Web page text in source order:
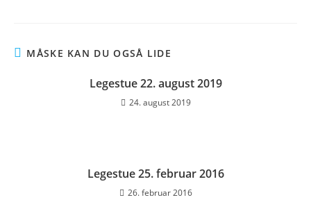
MÅSKE KAN DU OGSÅ LIDE
Legestue 22. august 2019
24. august 2019
Legestue 25. februar 2016
26. februar 2016